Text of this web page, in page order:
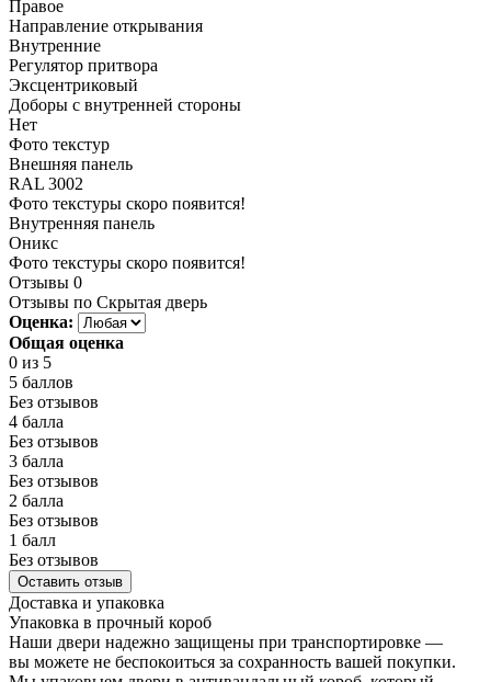
Правое
Направление открывания
Внутренние
Регулятор притвора
Эксцентриковый
Доборы с внутренней стороны
Нет
Фото текстур
Внешняя панель
RAL 3002
Фото текстуры скоро появится!
Внутренняя панель
Оникс
Фото текстуры скоро появится!
Отзывы 0
Отзывы по Скрытая дверь
Оценка:
Общая оценка
0 из 5
5 баллов
Без отзывов
4 балла
Без отзывов
3 балла
Без отзывов
2 балла
Без отзывов
1 балл
Без отзывов
Оставить отзыв
Доставка и упаковка
Упаковка в прочный короб
Наши двери надежно защищены при транспортировке —
вы можете не беспокоиться за сохранность вашей покупки.